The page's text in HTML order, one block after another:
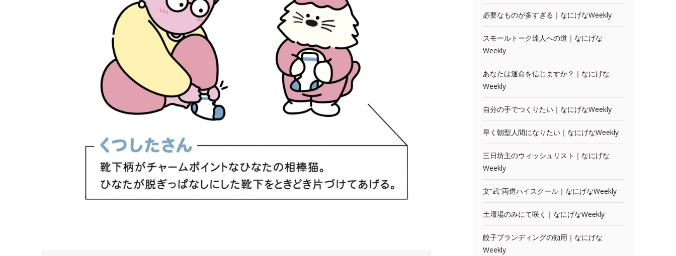
必要なものが多すぎる｜なにげなWeekly
スモールトーク達人への道｜なにげな
Weekly
あなたは運命を信じますか？｜なにげな
Weekly
自分の手でつくりたい｜なにげなWeekly
早く朝型人間になりたい｜なにげなWeekly
三日坊主のウィッシュリスト｜なにげな
Weekly
文“武”両道ハイスクール｜なにげなWeekly
土壇場のみにて咲く｜なにげなWeekly
餃子ブランディングの効用｜なにげな
Weekly